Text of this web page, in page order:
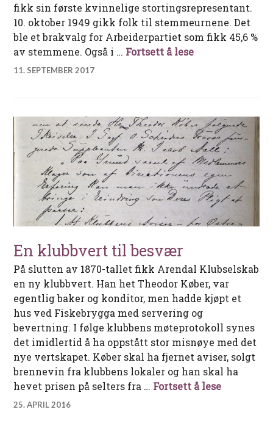
fikk sin første kvinnelige stortingsrepresentant.
10. oktober 1949 gikk folk til stemmeurnene. Det
ble et brakvalg for Arbeiderpartiet som fikk 45,6 %
av stemmene. Også i … Fortsett å leseAust-Agders
11. SEPTEMBER 2017
En klubbvert til besvær
På slutten av 1870-tallet fikk Arendal Klubselskab
en ny klubbvert. Han het Theodor Køber, var
egentlig baker og konditor, men hadde kjøpt et
hus ved Fiskebrygga med servering og
bevertning. I følge klubbens møteprotokoll synes
det imidlertid å ha oppstått stor misnøye med det
nye vertskapet. Køber skal ha fjernet aviser, solgt
brennevin fra klubbens lokaler og han skal ha
hevet prisen på selters fra … Fortsett å leseEn
25. APRIL 2016